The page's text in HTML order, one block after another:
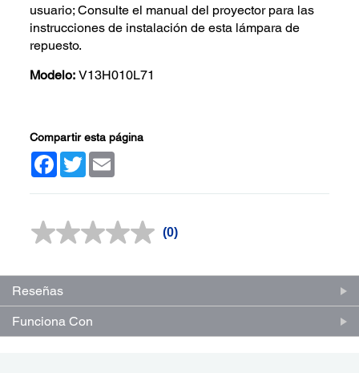
usuario; Consulte el manual del proyector para las
instrucciones de instalación de esta lámpara de
repuesto.
Modelo: V13H010L71
Compartir esta página
Facebook
Twitter
Sin
en
misma
(0)
Reseñas
Funciona Con